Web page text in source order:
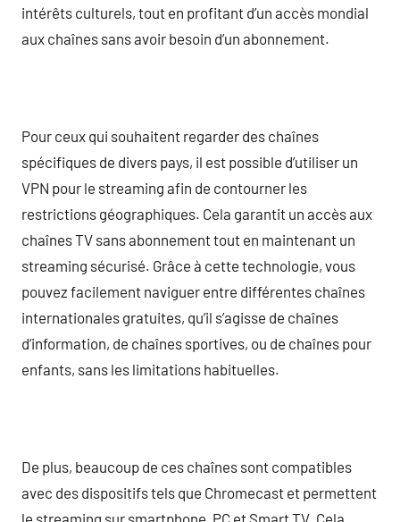
intérêts culturels, tout en profitant d’un accès mondial
aux chaînes sans avoir besoin d’un abonnement.
Pour ceux qui souhaitent regarder des chaînes
spécifiques de divers pays, il est possible d’utiliser un
VPN pour le streaming afin de contourner les
restrictions géographiques. Cela garantit un accès aux
chaînes TV sans abonnement tout en maintenant un
streaming sécurisé. Grâce à cette technologie, vous
pouvez facilement naviguer entre différentes chaînes
internationales gratuites, qu’il s’agisse de chaînes
d’information, de chaînes sportives, ou de chaînes pour
enfants, sans les limitations habituelles.
De plus, beaucoup de ces chaînes sont compatibles
avec des dispositifs tels que Chromecast et permettent
le streaming sur smartphone, PC et Smart TV. Cela